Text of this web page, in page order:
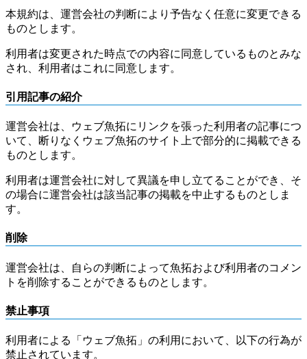
本規約は、運営会社の判断により予告なく任意に変更できる
ものとします。
利用者は変更された時点での内容に同意しているものとみな
され、利用者はこれに同意します。
引用記事の紹介
運営会社は、ウェブ魚拓にリンクを張った利用者の記事につ
いて、断りなくウェブ魚拓のサイト上で部分的に掲載できる
ものとします。
利用者は運営会社に対して異議を申し立てることができ、そ
の場合に運営会社は該当記事の掲載を中止するものとしま
す。
削除
運営会社は、自らの判断によって魚拓および利用者のコメン
トを削除することができるものとします。
禁止事項
利用者による「ウェブ魚拓」の利用において、以下の行為が
禁止されています。